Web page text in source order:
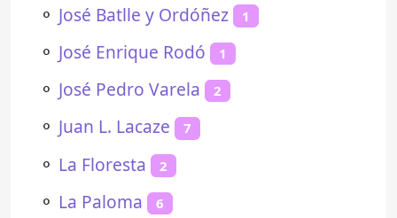
⚬ José Batlle y Ordóñez 1
⚬ José Enrique Rodó 1
⚬ José Pedro Varela 2
⚬ Juan L. Lacaze 7
⚬ La Floresta 2
⚬ La Paloma 6